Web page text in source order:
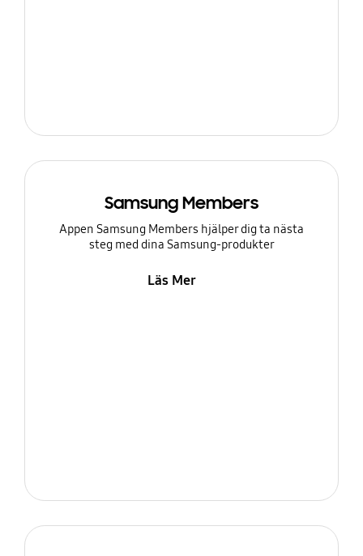
Samsung Members
Appen Samsung Members hjälper dig ta nästa
steg med dina Samsung-produkter
Läs Mer